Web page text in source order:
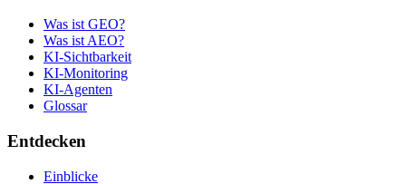
Was ist GEO?
Was ist AEO?
KI-Sichtbarkeit
KI-Monitoring
KI-Agenten
Glossar
Entdecken
Einblicke